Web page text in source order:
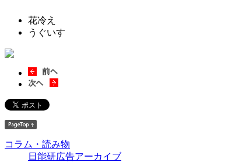
花冷え
うぐいす
コラム・読み物
日能研広告アーカイブ